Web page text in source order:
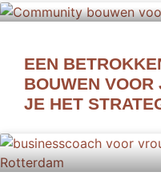
EEN
BOUWEN
JE HET